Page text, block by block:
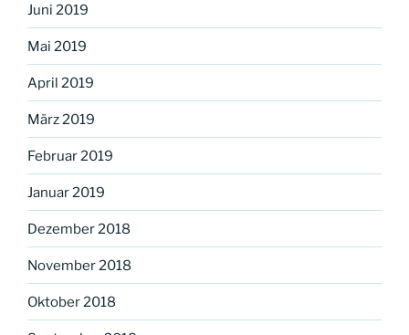
Juni 2019
Mai 2019
April 2019
März 2019
Februar 2019
Januar 2019
Dezember 2018
November 2018
Oktober 2018